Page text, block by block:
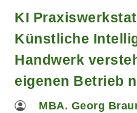
KI
Künstliche
Handwerk
eigenen Betrieb
MBA. Georg